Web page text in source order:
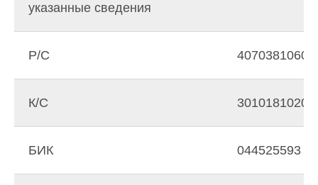
указанные сведения
Р/C
К/C
БИК 044525593